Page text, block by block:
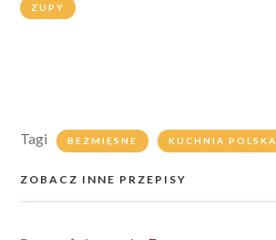
ZUPY
Tagi BEZMIĘSNE KUCHNIA POLSKA
ZOBACZ INNE PRZEPISY